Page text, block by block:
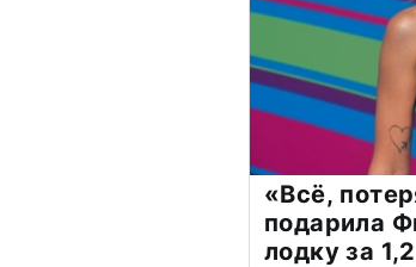
«Всё,
подарила
лодку за